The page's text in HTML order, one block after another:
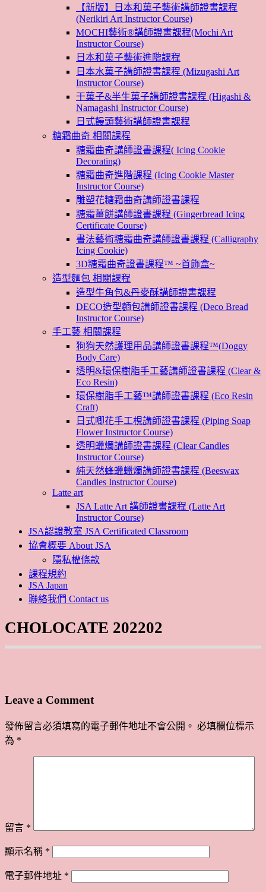
【新版】日本和菓子藝術講師證書課程
(Nerikiri Art Instructor Course)
MOCHI藝術®講師證書課程(Mochi Art
Instructor Course)
日本和菓子藝術進階課程
日本水菓子講師證書課程 (Mizugashi Art
Instructor Course)
干菓子&半生菓子講師證書課程 (Higashi &
Namagashi Instructor Course)
日式饅頭藝術講師證書課程
糖霜曲奇 相關課程
糖霜曲奇講師證書課程( Icing Cookie
Decorating)
糖霜曲奇進階課程 (Icing Cookie Master
Instructor Course)
雕塑花糖霜曲奇講師證書課程
糖霜薑餅講師證書課程 (Gingerbread Icing
Certificate Course)
書法藝術糖霜曲奇講師證書課程 (Calligraphy
Icing Cookie)
3D糖霜曲奇證書課程™ ~首飾盒~
造型麵包 相關課程
造型牛角包&丹麥酥講師證書課程
DECO造型麵包講師證書課程 (Deco Bread
Instructor Course)
手工藝 相關課程
狗狗天然護理用品講師證書課程™(Doggy
Body Care)
透明&環保樹脂手工藝講師證書課程 (Clear &
Eco Resin)
環保樹脂手工藝™講師證書課程 (Eco Resin
Craft)
日式唧花手工梘講師證書課程 (Piping Soap
Flower Instructor Course)
透明蠟燭講師證書課程 (Clear Candles
Instructor Course)
純天然蜂蠟蠟燭講師證書課程 (Beeswax
Candles Instructor Course)
Latte art
JSA Latte Art 講師證書課程 (Latte Art
Instructor Course)
JSA認證教室 JSA Certificated Classroom
協會概要 About JSA
隱私權條款
課程規約
JSA Japan
聯絡我們 Contact us
CHOLOCATE 202202
Leave a Comment
發佈留言必須填寫的電子郵件地址不會公開。 必填欄位標示
為 *
留言 *
顯示名稱 *
電子郵件地址 *